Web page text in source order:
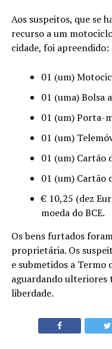
Aos suspeitos, que se
recurso a um
cidade, foi apreendido:
01 (um)
01 (uma) Bolsa
01 (um) Porta-
01 (um)
01 (um) Cartão
01 (um) Cartão
€ 10,25 (dez
moeda do BCE.
Os bens furtados
proprietária. Os
e submetidos a Termo
aguardando ulteriores
liberdade.